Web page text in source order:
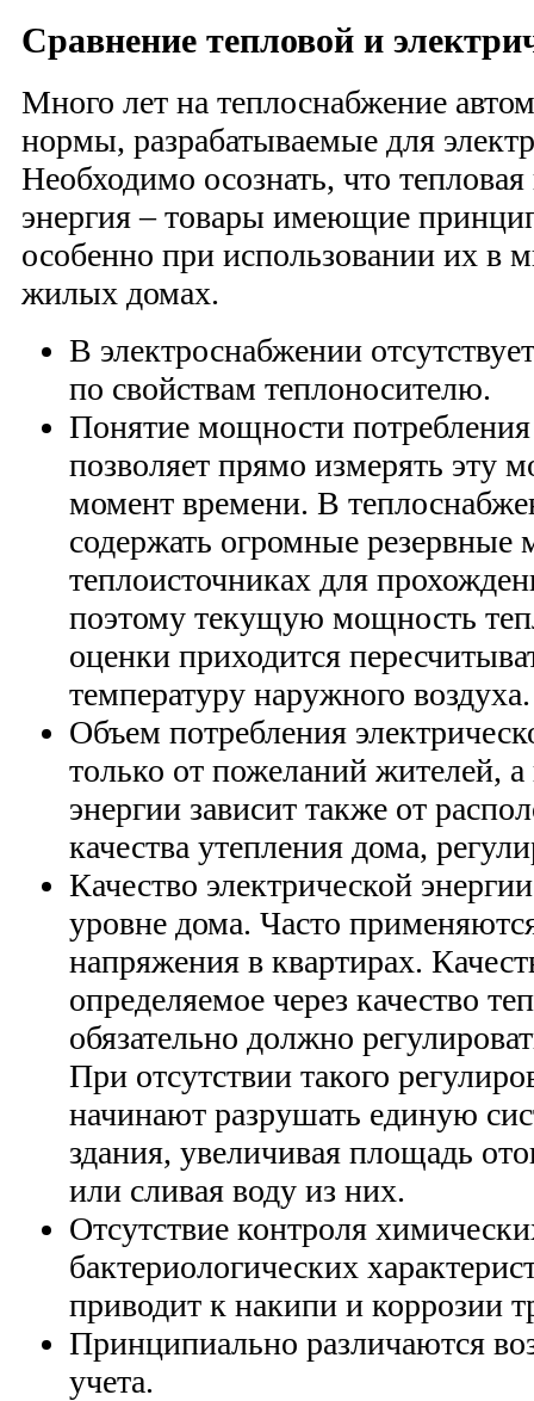
Сравнение тепловой и
Много лет на теплоснабжение
нормы, разрабатываемые для
Необходимо осознать, что тепловая
энергия – товары имеющие
особенно при использовании их в
жилых домах.
В электроснабжении
по свойствам теплоносителю.
Понятие мощности потребления
позволяет прямо измерять эту
момент времени. В
содержать огромные
теплоисточниках для
поэтому текущую мощность
оценки приходится
температуру наружного воздуха.
Объем потребления
только от пожеланий жителей,
энергии зависит также от
качества утепления дома,
Качество электрической
уровне дома. Часто
напряжения в квартирах.
определяемое через качество
обязательно должно
При отсутствии такого
начинают разрушать единую
здания, увеличивая площадь
или сливая воду из них.
Отсутствие контроля
бактериологических
приводит к накипи и коррозии
Принципиально различаются
учета.